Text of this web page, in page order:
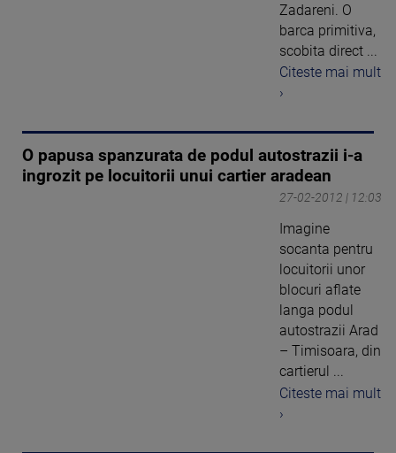
Zadareni. O
barca primitiva,
scobita direct ...
Citeste mai mult
›
O papusa spanzurata de podul autostrazii i-a
ingrozit pe locuitorii unui cartier aradean
27-02-2012 | 12:03
Imagine
socanta pentru
locuitorii unor
blocuri aflate
langa podul
autostrazii Arad
– Timisoara, din
cartierul ...
Citeste mai mult
›